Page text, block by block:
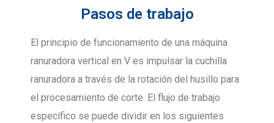
Pasos de trabajo
El principio de funcionamiento de una máquina
ranuradora vertical en V es impulsar la cuchilla
ranuradora a través de la rotación del husillo para
el procesamiento de corte. El flujo de trabajo
específico se puede dividir en los siguientes